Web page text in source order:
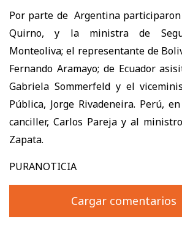
Por parte de Argentina
Quirno, y la ministra de
Monteoliva; el representante de
Fernando Aramayo; de Ecuador
Gabriela Sommerfeld y el
Pública, Jorge Rivadeneira. Perú,
canciller, Carlos Pareja y al
Zapata.
PURANOTICIA
Cargar comentarios